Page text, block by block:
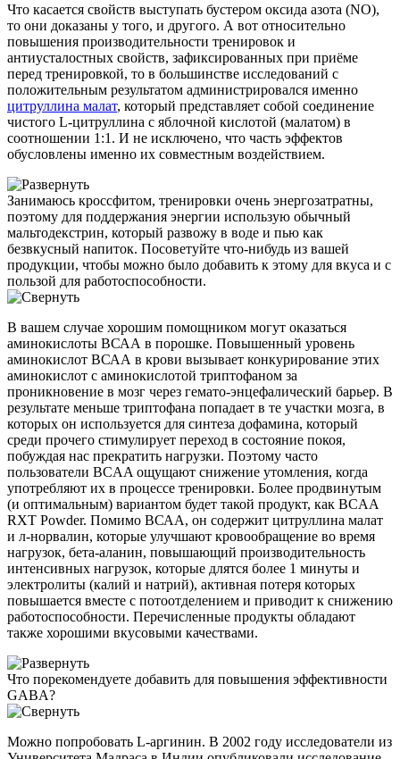
Что касается свойств выступать бустером оксида азота (NO),
то они доказаны у того, и другого. А вот относительно
повышения производительности тренировок и
антиусталостных свойств, зафиксированных при приёме
перед тренировкой, то в большинстве исследований с
положительным результатом администрировался именно
цитруллина малат, который представляет собой соединение
чистого L-цитруллина с яблочной кислотой (малатом) в
соотношении 1:1. И не исключено, что часть эффектов
обусловлены именно их совместным воздействием.
Занимаюсь кроссфитом, тренировки очень энергозатратны,
поэтому для поддержания энергии использую обычный
мальтодекстрин, который развожу в воде и пью как
безвкусный напиток. Посоветуйте что-нибудь из вашей
продукции, чтобы можно было добавить к этому для вкуса и с
пользой для работоспособности.
В вашем случае хорошим помощником могут оказаться
аминокислоты ВСАА в порошке. Повышенный уровень
аминокислот ВСАА в крови вызывает конкурирование этих
аминокислот с аминокислотой триптофаном за
проникновение в мозг через гемато-энцефалический барьер. В
результате меньше триптофана попадает в те участки мозга, в
которых он используется для синтеза дофамина, который
среди прочего стимулирует переход в состояние покоя,
побуждая нас прекратить нагрузки. Поэтому часто
пользователи BCAA ощущают снижение утомления, когда
употребляют их в процессе тренировки. Более продвинутым
(и оптимальным) вариантом будет такой продукт, как BCAA
RXT Powder. Помимо ВСАА, он содержит цитруллина малат
и л-норвалин, которые улучшают кровообращение во время
нагрузок, бета-аланин, повышающий производительность
интенсивных нагрузок, которые длятся более 1 минуты и
электролиты (калий и натрий), активная потеря которых
повышается вместе с потоотделением и приводит к снижению
работоспособности. Перечисленные продукты обладают
также хорошими вкусовыми качествами.
Что порекомендуете добавить для повышения эффективности
GABA?
Можно попробовать L-аргинин. В 2002 году исследователи из